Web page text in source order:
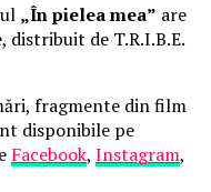
„În pielea mea” are
distribuit de T.R.I.B.E.
fragmente din film
disponibile pe
Facebook, Instagram,